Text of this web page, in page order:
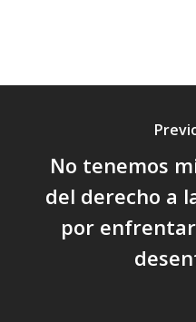
No tenemos
del derecho a
por